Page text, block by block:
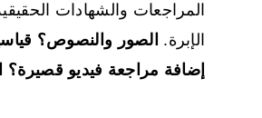
المراجعات والشهادات
الإبرة. الصور والنصوص؟
إضافة مراجعة فيديو قصيرة؟